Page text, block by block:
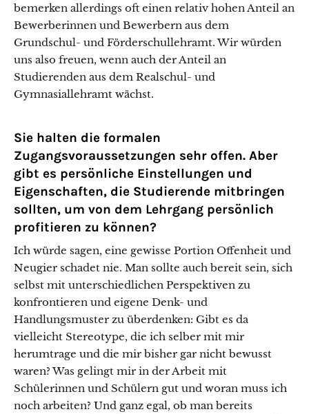
bemerken allerdings oft einen relativ hohen Anteil an
Bewerberinnen und Bewerbern aus dem
Grundschul- und Förderschullehramt. Wir würden
uns also freuen, wenn auch der Anteil an
Studierenden aus dem Realschul- und
Gymnasiallehramt wächst.
Sie halten die formalen
Zugangsvoraussetzungen sehr offen. Aber
gibt es persönliche Einstellungen und
Eigenschaften, die Studierende mitbringen
sollten, um von dem Lehrgang persönlich
profitieren zu können?
Ich würde sagen, eine gewisse Portion Offenheit und
Neugier schadet nie. Man sollte auch bereit sein, sich
selbst mit unterschiedlichen Perspektiven zu
konfrontieren und eigene Denk- und
Handlungsmuster zu überdenken: Gibt es da
vielleicht Stereotype, die ich selber mit mir
herumtrage und die mir bisher gar nicht bewusst
waren? Was gelingt mir in der Arbeit mit
Schülerinnen und Schülern gut und woran muss ich
noch arbeiten? Und ganz egal, ob man bereits